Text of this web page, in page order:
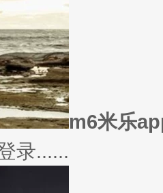
衣打扮的重要